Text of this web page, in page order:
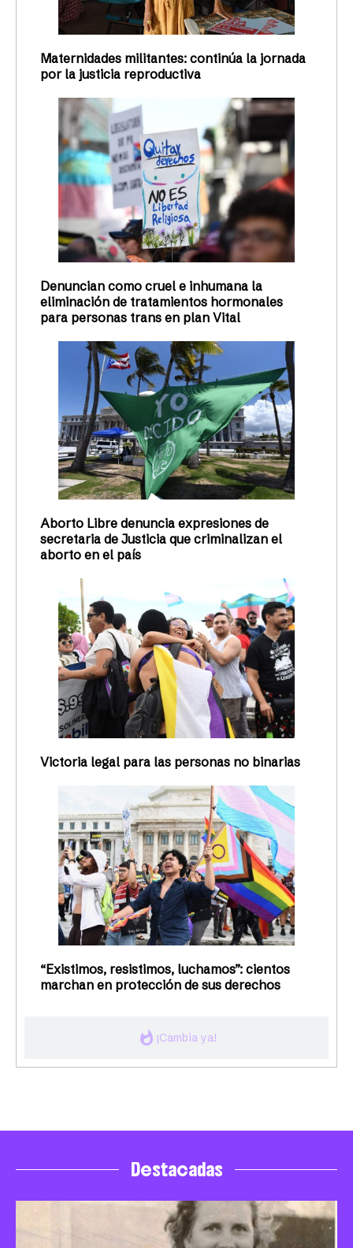
whatshot ¡Cambia ya!
Maternidades militantes: continúa la jornada
por la justicia reproductiva
Denuncian como cruel e inhumana la
eliminación de tratamientos hormonales
para personas trans en plan Vital
Aborto Libre denuncia expresiones de
secretaria de Justicia que criminalizan el
aborto en el país
Victoria legal para las personas no binarias
“Existimos, resistimos, luchamos”: cientos
marchan en protección de sus derechos
Destacadas